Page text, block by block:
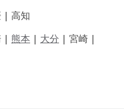
| 高知
| 熊本 | 大分 | 宮崎 |